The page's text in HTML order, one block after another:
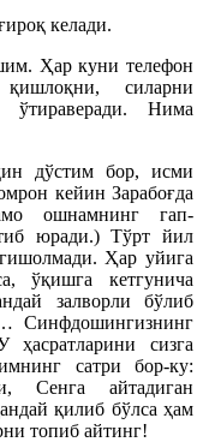
келади.
Ҳар куни телефон
силарни
Нима
дўстим бор, исми
кейин Зарабоғда
ошнамнинг гап-
юради.) Тўрт йил
Ҳар уйига
ўқишга кетгунича
залворли бўлиб
Синфдошингизнинг
сизга
сатри бор-ку:
Сенга айтадиган
қилиб бўлса ҳам
топиб айтинг!